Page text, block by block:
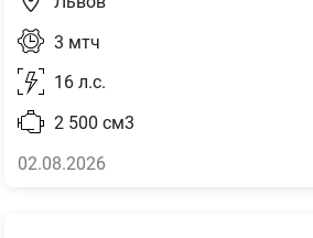
3 мтч
16 л.с.
2 500 см3
02.08.2026